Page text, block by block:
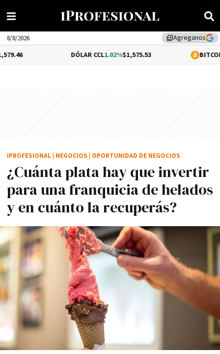
library_addAgreganos
8/8/2026
1.02%$1,575.53 -0.07%
¿Cuánta plata hay que invertir
para una franquicia de helados
y en cuánto la recuperás?
IPROFESIONAL NEGOCIOS OPORTUNIDAD DE NEGOCIOS